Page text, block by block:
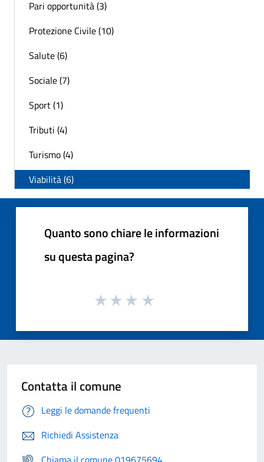
Pari opportunità (3)
Protezione Civile (10)
Salute (6)
Sociale (7)
Sport (1)
Tributi (4)
Turismo (4)
Viabilità (6)
Quanto sono chiare le informazioni
su questa pagina?
Contatta il comune
Leggi le domande frequenti
Richiedi Assistenza